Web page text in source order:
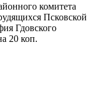
комитета
Псковской
Гдовского
20 коп.